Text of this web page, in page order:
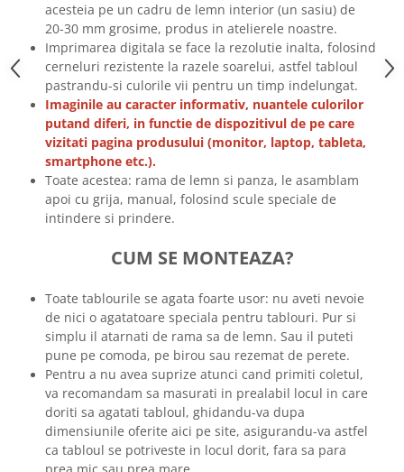
Tricouri sport/fitness
Tricouri fitness/sala de forta
Tricouri yoga
acesteia pe un cadru de lemn interior (un sasiu) de
20-30 mm grosime, produs in atelierele noastre.
Imprimarea digitala se face la rezolutie inalta, folosind
cerneluri rezistente la razele soarelui, astfel tabloul
pastrandu-si culorile vii pentru un timp indelungat.
Imaginile au caracter informativ, nuantele culorilor
putand diferi, in functie de dispozitivul de pe care
vizitati pagina produsului (monitor, laptop, tableta,
smartphone etc.).
Toate acestea: rama de lemn si panza, le asamblam
apoi cu grija, manual, folosind scule speciale de
intindere si prindere.
CUM SE MONTEAZA?
Toate tablourile se agata foarte usor: nu aveti nevoie
de nici o agatatoare speciala pentru tablouri. Pur si
simplu il atarnati de rama sa de lemn. Sau il puteti
pune pe comoda, pe birou sau rezemat de perete.
Pentru a nu avea suprize atunci cand primiti coletul,
va recomandam sa masurati in prealabil locul in care
doriti sa agatati tabloul, ghidandu-va dupa
dimensiunile oferite aici pe site, asigurandu-va astfel
ca tabloul se potriveste in locul dorit, fara sa para